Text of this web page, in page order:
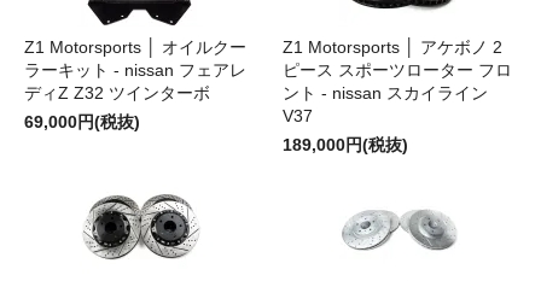
Z1 Motorsports │ オイルクー
ラーキット - nissan フェアレ
ディZ Z32 ツインターボ
69,000円(税抜)
Z1 Motorsports │ アケボノ 2
ピース スポーツローター フロ
ント - nissan スカイライン
V37
189,000円(税抜)